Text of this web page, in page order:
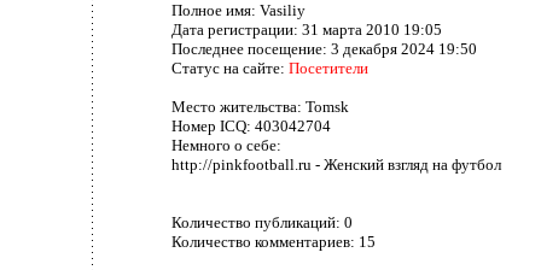
Полное имя: Vasiliy
Дата регистрации: 31 марта 2010 19:05
Последнее посещение: 3 декабря 2024 19:50
Статус на сайте: Посетители
Место жительства: Tomsk
Номер ICQ: 403042704
Немного о себе:
http://pinkfootball.ru - Женский взгляд на футбол
Количество публикаций: 0
Количество комментариев: 15